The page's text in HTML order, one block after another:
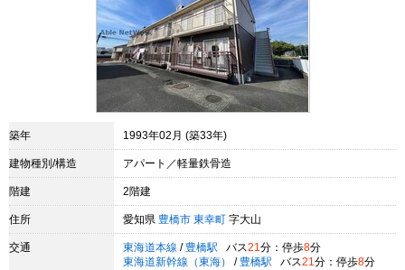
築年 1993年02月 (築33年)
建物種別/構造 アパート／軽量鉄骨造
階建 2階建
住所 愛知県 豊橋市 東幸町 字大山
交通 東海道本線 / 豊橋駅 バス21 分：停歩8分
東海道新幹線（東海）
/ 豊橋駅 バス21 分：停歩8分